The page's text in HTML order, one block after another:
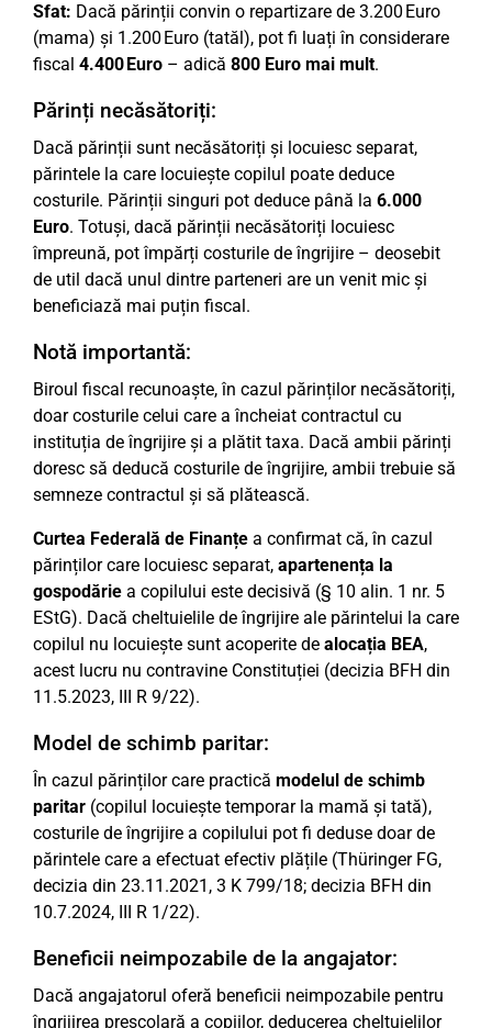
Sfat: Dacă părinții convin o repartizare de 3.200 Euro
(mama) și 1.200 Euro (tatăl), pot fi luați în considerare
fiscal 4.400 Euro – adică 800 Euro mai mult.
Părinți necăsătoriți:
Dacă părinții sunt necăsătoriți și locuiesc separat,
părintele la care locuiește copilul poate deduce
costurile. Părinții singuri pot deduce până la 6.000
Euro. Totuși, dacă părinții necăsătoriți locuiesc
împreună, pot împărți costurile de îngrijire – deosebit
de util dacă unul dintre parteneri are un venit mic și
beneficiază mai puțin fiscal.
Notă importantă:
Biroul fiscal recunoaște, în cazul părinților necăsătoriți,
doar costurile celui care a încheiat contractul cu
instituția de îngrijire și a plătit taxa. Dacă ambii părinți
doresc să deducă costurile de îngrijire, ambii trebuie să
semneze contractul și să plătească.
Curtea Federală de Finanțe a confirmat că, în cazul
părinților care locuiesc separat, apartenența la
gospodărie a copilului este decisivă (§ 10 alin. 1 nr. 5
EStG). Dacă cheltuielile de îngrijire ale părintelui la care
copilul nu locuiește sunt acoperite de alocația BEA,
acest lucru nu contravine Constituției (decizia BFH din
11.5.2023, III R 9/22).
Model de schimb paritar:
În cazul părinților care practică modelul de schimb
paritar (copilul locuiește temporar la mamă și tată),
costurile de îngrijire a copilului pot fi deduse doar de
părintele care a efectuat efectiv plățile (Thüringer FG,
decizia din 23.11.2021, 3 K 799/18; decizia BFH din
10.7.2024, III R 1/22).
Beneficii neimpozabile de la angajator:
Dacă angajatorul oferă beneficii neimpozabile pentru
îngrijirea preșcolară a copiilor, deducerea cheltuielilor